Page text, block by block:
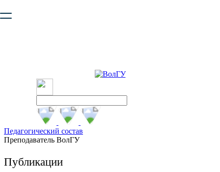
безопасную работу с сайтом. Пожалуйста
Педагогический состав
Преподаватель ВолГУ
Публикации